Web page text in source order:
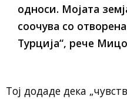
односи. Мојата
соочува со
Турција“, рече
Тој додаде дека